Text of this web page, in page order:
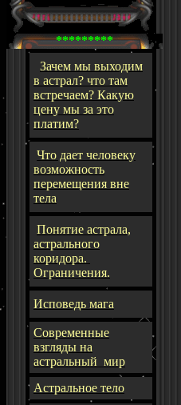
*********
Зачем мы выходим
в астрал? что там
встречаем? Какую
цену мы за это
платим?
Что дает человеку
возможность
перемещения вне
тела
Понятие астрала,
астрального
коридора.
Ограничения.
Исповедь мага
Современные
взгляды на
астральный мир
Астральное тело